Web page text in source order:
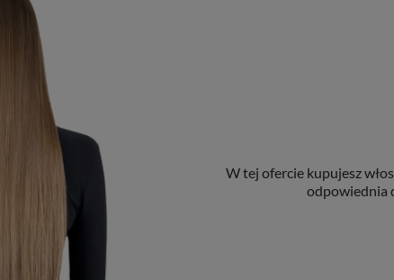
W tej ofercie kupujesz
odpowiednia